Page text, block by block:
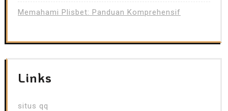
Memahami Plisbet: Panduan Komprehensif
Links
situs qq